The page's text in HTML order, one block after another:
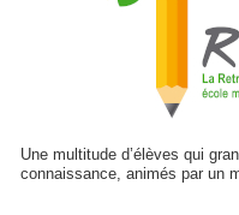
Une multitude d’élèves qui
connaissance, animés par un